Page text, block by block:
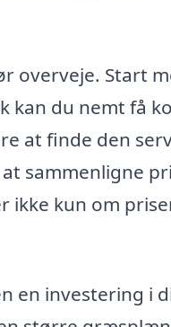
overveje. Start
kan du nemt få
at finde den
sammenligne
ikke kun om
en investering i